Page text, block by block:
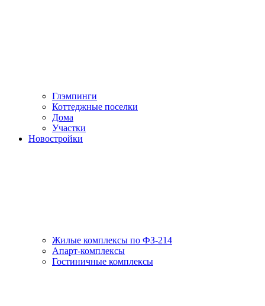
Глэмпинги
Коттеджные поселки
Дома
Участки
Новостройки
Жилые комплексы по ФЗ-214
Апарт-комплексы
Гостиничные комплексы